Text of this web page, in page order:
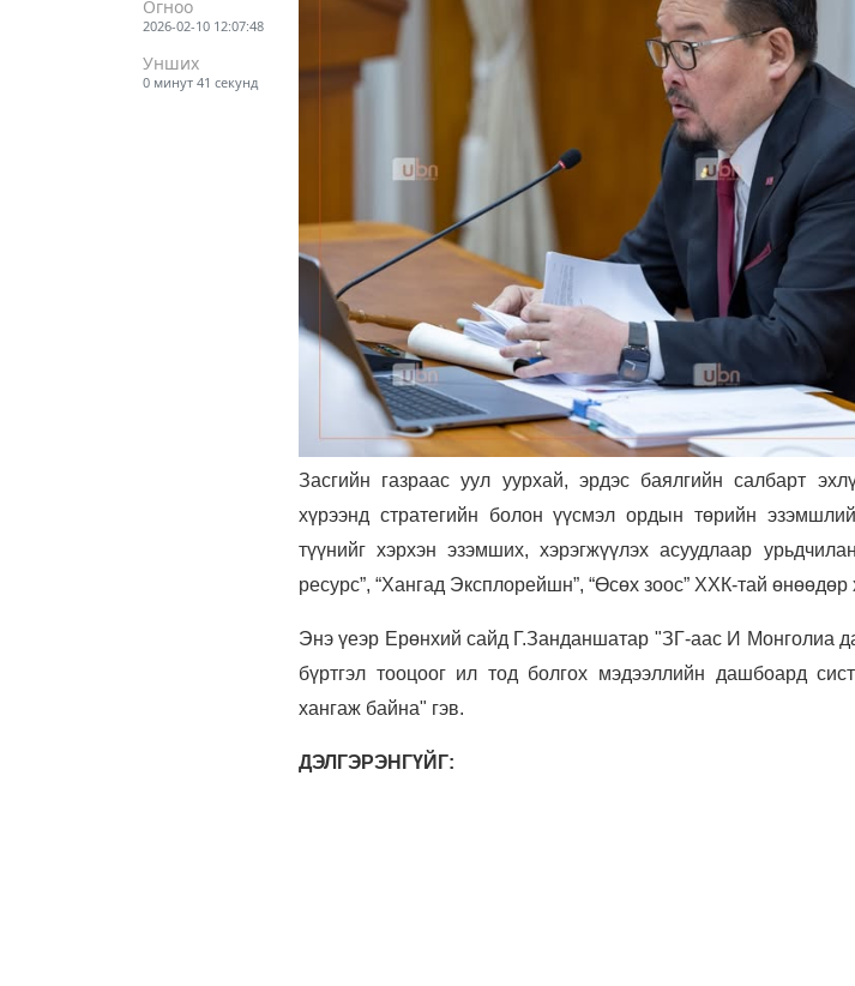
Огноо
2026-02-10 12:07:48
Унших
0 минут 41 секунд
Засгийн газраас уул уурхай, эрдэс баялгийн салбарт
хүрээнд стратегийн болон үүсмэл ордын төрийн
түүнийг хэрхэн эзэмших, хэрэгжүүлэх асуудлаар
ресурс”, “Хангад Эксплорейшн”, “Өсөх зоос” ХХК-тай өнөөдөр
Энэ үеэр Ерөнхий сайд Г.Занданшатар "ЗГ-аас И Монголиа
бүртгэл тооцоог ил тод болгох мэдээллийн дашбоард
хангаж байна" гэв.
ДЭЛГЭРЭНГҮЙГ: